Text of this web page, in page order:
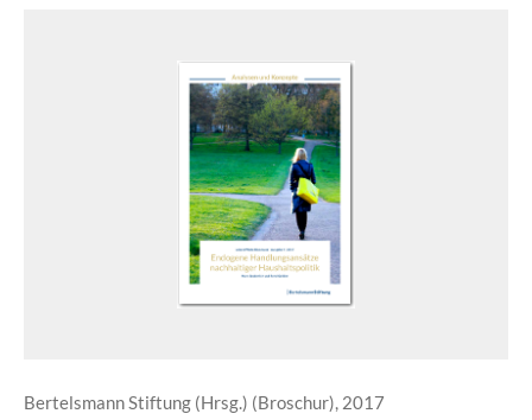
Bertelsmann Stiftung (Hrsg.) (Broschur), 2017